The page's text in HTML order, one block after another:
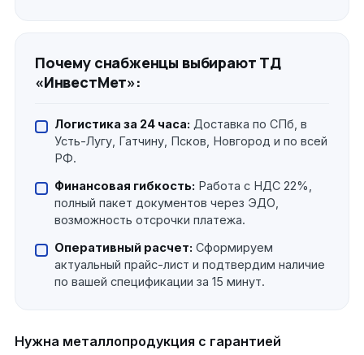
Почему снабженцы выбирают ТД
«ИнвестМет»:
Логистика за 24 часа: Доставка по СПб, в
Усть-Лугу, Гатчину, Псков, Новгород и по всей
РФ.
Финансовая гибкость: Работа с НДС 22%,
полный пакет документов через ЭДО,
возможность отсрочки платежа.
Оперативный расчет: Сформируем
актуальный прайс-лист и подтвердим наличие
по вашей спецификации за 15 минут.
Нужна металлопродукция с гарантией